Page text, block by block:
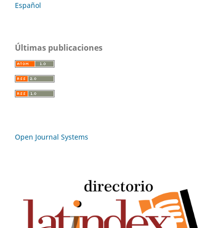
Español
Últimas publicaciones
Open Journal Systems